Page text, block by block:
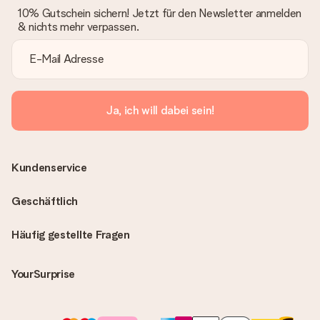
10% Gutschein sichern! Jetzt für den Newsletter anmelden
& nichts mehr verpassen.
Ja, ich will dabei sein!
Häufig gestellte Fragen
YourSurprise
Kundenservice
Geschäftlich